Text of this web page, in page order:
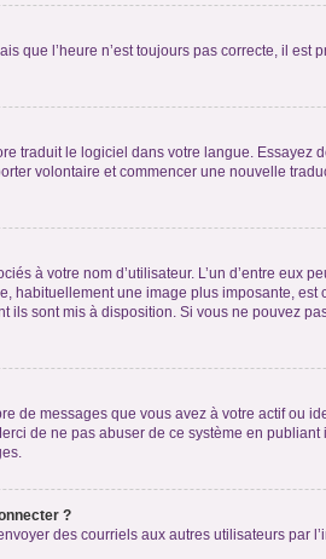
que l’heure n’est toujours pas correcte, il
traduit le logiciel dans votre langue.
volontaire et commencer une nouvelle
à votre nom d’utilisateur. L’un d’entre
habituellement une image plus imposante,
ils sont mis à disposition. Si vous ne pouvez
de messages que vous avez à votre actif
de ne pas abuser de ce système en
?
des courriels aux autres utilisateurs par